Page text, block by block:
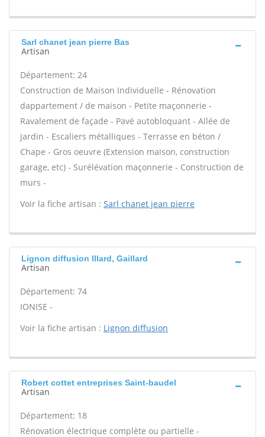
Sarl chanet jean pierre Bas
Artisan
Département: 24
Construction de Maison Individuelle - Rénovation
dappartement / de maison - Petite maçonnerie -
Ravalement de façade - Pavé autobloquant - Allée de
jardin - Escaliers métalliques - Terrasse en béton /
Chape - Gros oeuvre (Extension maison, construction
garage, etc) - Surélévation maçonnerie - Construction de
murs -
Voir la fiche artisan : Sarl chanet jean pierre
Lignon diffusion Illard, Gaillard
Artisan
Département: 74
IONISE -
Voir la fiche artisan : Lignon diffusion
Robert cottet entreprises Saint-baudel
Artisan
Département: 18
Rénovation électrique complète ou partielle -